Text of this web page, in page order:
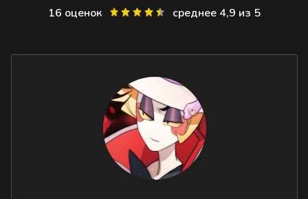
16 оценок среднее 4,9 из 5